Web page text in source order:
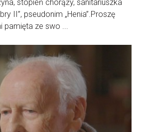
stopień chorąży, sanitariuszka
II”, pseudonim „Henia”.Proszę
pamięta ze swo ...